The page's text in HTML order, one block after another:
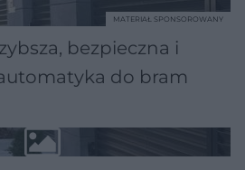
bezpieczna i
do bram
MATERIAŁ SPONSOROWANY